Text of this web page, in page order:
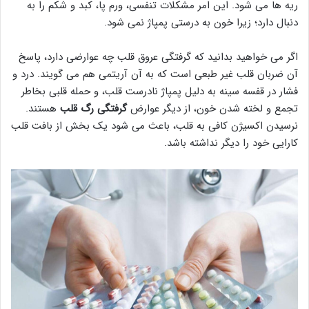
ریه ها می شود. این امر مشکلات تنفسی، ورم پا، کبد و شکم را به
دنبال دارد؛ زیرا خون به درستی پمپاژ نمی شود.
اگر می خواهید بدانید که گرفتگی عروق قلب چه عوارضی دارد، پاسخ
آن ضربان قلب غیر طبعی است که به آن آریتمی هم می گویند. درد و
فشار در قفسه سینه به دلیل پمپاژ نادرست قلب، و حمله قلبی بخاطر
تجمع و لخته شدن خون، از دیگر عوارضگرفتگی رگ قلب هستند.
نرسیدن اکسیژن کافی به قلب، باعث می شود یک بخش از بافت قلب
کارایی خود را دیگر نداشته باشد.